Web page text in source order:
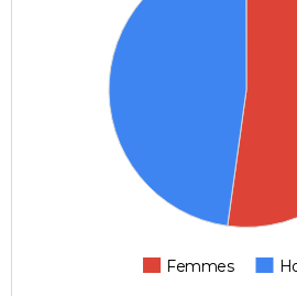
Femmes